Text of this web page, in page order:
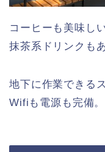
コーヒーも美味し
抹茶系ドリンクも
地下に作業できる
Wifiも電源も完備。